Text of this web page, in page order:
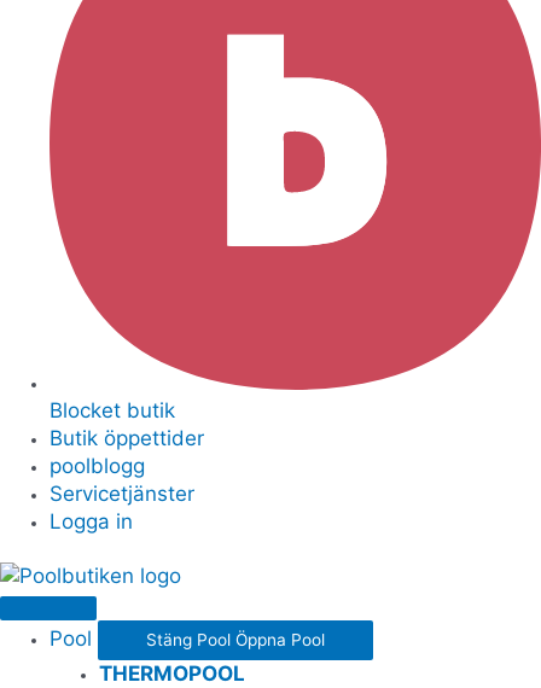
Blocket butik
Butik öppettider
poolblogg
Servicetjänster
Logga in
Pool Stäng Pool Öppna Pool
THERMOPOOL